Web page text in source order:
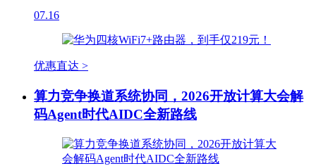
07.16
优惠直达 >
算力竞争换道系统协同，2026开放计算大会解
码Agent时代AIDC全新路线